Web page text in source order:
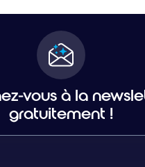
vous à la
gratuitement !